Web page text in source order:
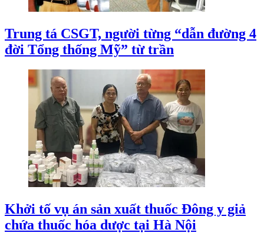
Trung tá CSGT, người từng “dẫn đường 4
đời Tổng thống Mỹ” từ trần
Khởi tố vụ án sản xuất thuốc Đông y giả
chứa thuốc hóa dược tại Hà Nội